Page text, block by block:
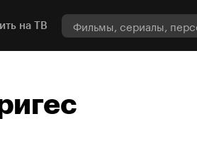
на ТВ